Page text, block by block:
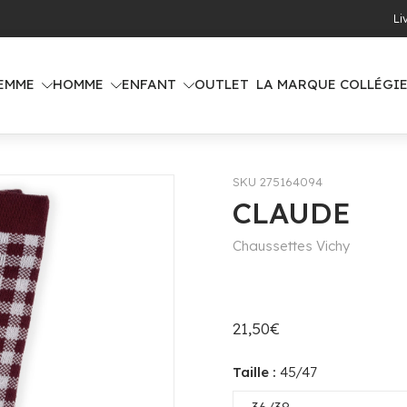
HOMME ENFANT OUTLET LA MARQUE
SKU 275164094
CLAUDE
Chaussettes Vichy
21,50€
Taille : 45/47